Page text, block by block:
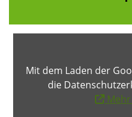
Mit dem Laden der
die